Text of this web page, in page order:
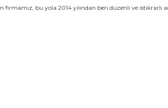
firmamız, bu yola 2014 yılından beri düzenli ve